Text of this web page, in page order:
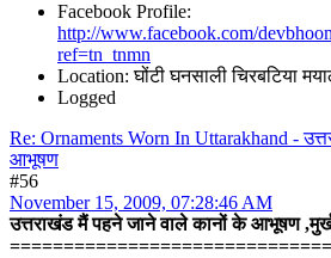
Facebook Profile:
http://www.facebook.com/
ref=tn_tnmn
Location: घोंटी घनसाली चिरबटिया
Logged
Re: Ornaments Worn In Uttarakhand -
आभूषण
#56
November 15, 2009, 07:28:46 AM
उत्तराखंड मैं पहने जाने वाले कानों के आभूषण